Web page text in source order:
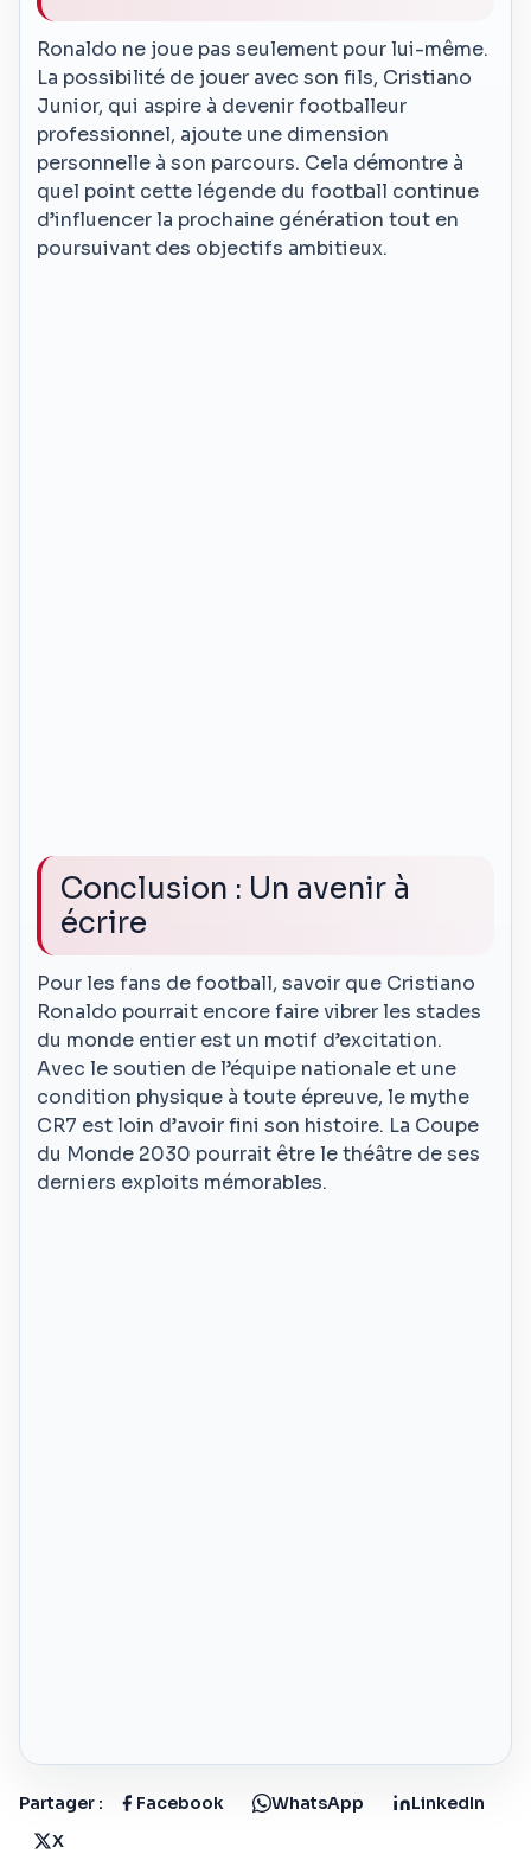
Ronaldo ne joue pas seulement pour lui-même.
La possibilité de jouer avec son fils, Cristiano
Junior, qui aspire à devenir footballeur
professionnel, ajoute une dimension
personnelle à son parcours. Cela démontre à
quel point cette légende du football continue
d’influencer la prochaine génération tout en
poursuivant des objectifs ambitieux.
Conclusion : Un avenir à
écrire
Pour les fans de football, savoir que Cristiano
Ronaldo pourrait encore faire vibrer les stades
du monde entier est un motif d’excitation.
Avec le soutien de l’équipe nationale et une
condition physique à toute épreuve, le mythe
CR7 est loin d’avoir fini son histoire. La Coupe
du Monde 2030 pourrait être le théâtre de ses
derniers exploits mémorables.
Partager : Facebook WhatsApp
LinkedIn
X